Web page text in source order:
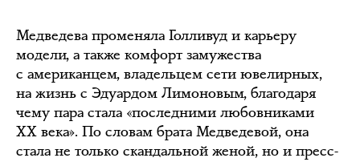
Медведева променяла Голливуд и карьеру
модели, а также комфорт замужества
с американцем, владельцем сети ювелирных,
на жизнь с Эдуардом Лимоновым, благодаря
чему пара стала «последними любовниками
XX века». По словам брата Медведевой, она
стала не только скандальной женой, но и пресс-